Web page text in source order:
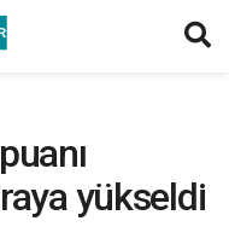
yükseldi